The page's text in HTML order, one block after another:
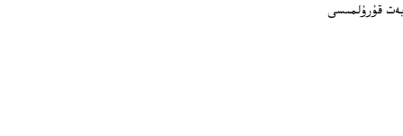
بەت قۇرۇلمىسى